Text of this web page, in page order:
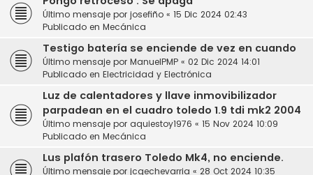
Último mensaje por josefiño « 15 Dic 2024 02:43
Publicado en Mecánica
Testigo batería se enciende de vez en cuando
Último mensaje por ManuelPMP « 02 Dic 2024 14:01
Publicado en Electricidad y Electrónica
Luz de calentadores y llave inmovibilizador
parpadean en el cuadro toledo 1.9 tdi mk2 2004
Último mensaje por aquiestoy1976 « 15 Nov 2024 10:09
Publicado en Mecánica
Lus plafón trasero Toledo Mk4, no enciende.
Último mensaje por jcgechevarria « 28 Oct 2024 10:35